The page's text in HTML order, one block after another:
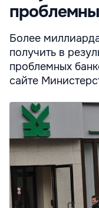
Более
получить в
проблемных
сайте